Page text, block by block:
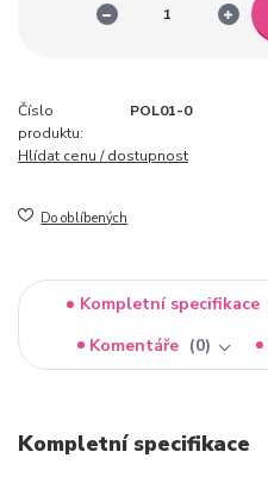
Číslo
produktu:
POL01-0
Hlídat cenu / dostupnost
Do oblíbených
Kompletní specifikace
Komentáře
0
Kompletní specifikace